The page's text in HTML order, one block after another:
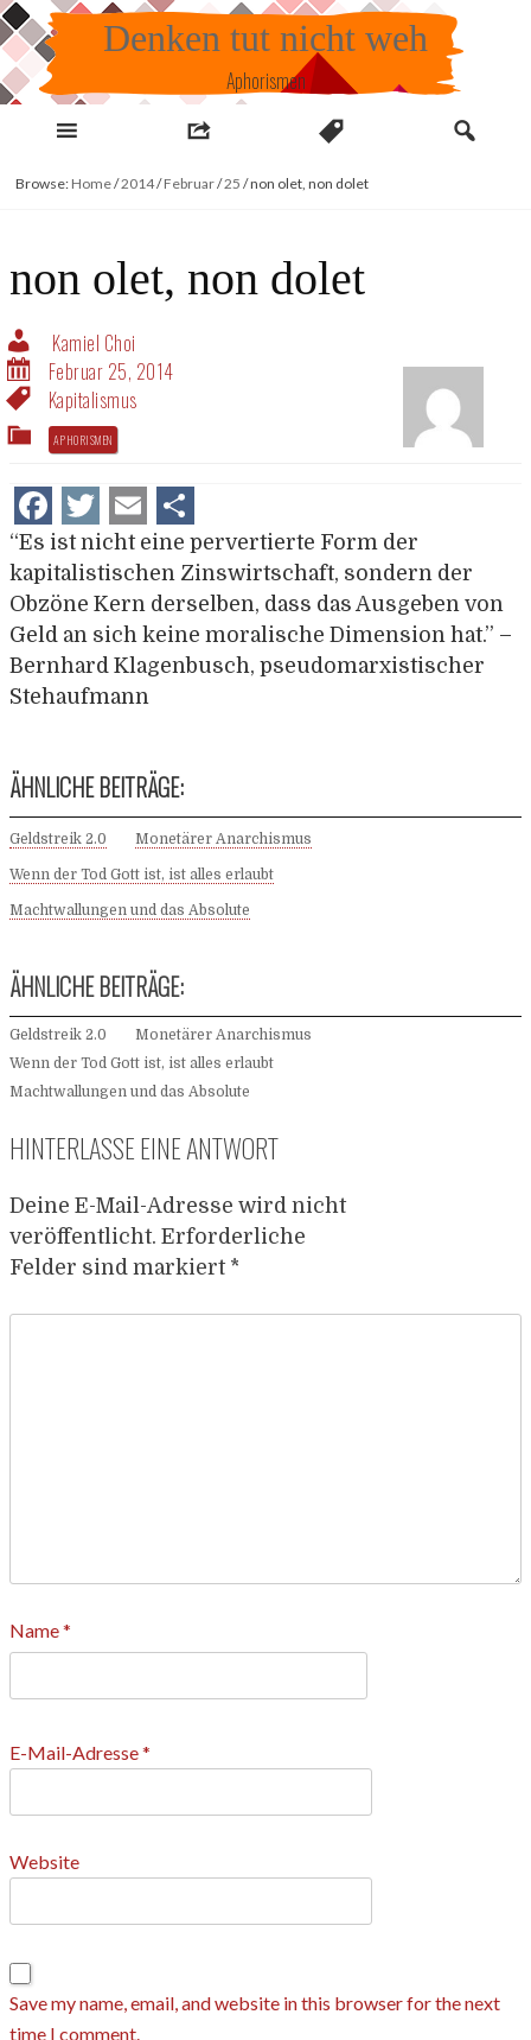
Skip
to
content
Denken tut nicht weh
Aphorismen
Browse: Home/2014/Februar/25 /non olet, non dolet
non olet, non dolet
Kamiel Choi
Februar 25, 2014
Kapitalismus
APHORISMEN
Facebook
Twitter
Email
“Es ist nicht eine pervertierte Form der
kapitalistischen Zinswirtschaft, sondern der
Obzöne Kern derselben, dass das Ausgeben von
Geld an sich keine moralische Dimension hat.” –
Bernhard Klagenbusch, pseudomarxistischer
Stehaufmann
ÄHNLICHE BEITRÄGE:
Geldstreik 2.0 Monetärer Anarchismus
Wenn der Tod Gott ist, ist alles erlaubt
Machtwallungen und das Absolute
ÄHNLICHE BEITRÄGE:
Geldstreik 2.0
Monetärer Anarchismus
Wenn der Tod Gott ist, ist alles erlaubt
Machtwallungen und das Absolute
HINTERLASSE EINE ANTWORT
Deine E-Mail-Adresse wird nicht
veröffentlicht. Erforderliche
Felder sind markiert *
Name*
E-Mail-Adresse*
Website
Save my name, email, and website in this browser for the next
time I comment.